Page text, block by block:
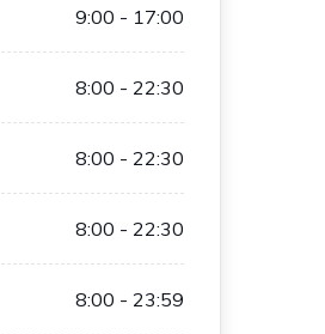
9:00 - 17:00
8:00 - 22:30
8:00 - 22:30
8:00 - 22:30
8:00 - 23:59